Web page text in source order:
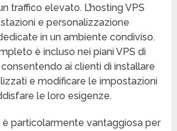
traffico elevato. L’hosting VPS
e personalizzazione
in un ambiente condiviso.
è incluso nei piani VPS di
ai clienti di installare
e modificare le impostazioni
le loro esigenze.
particolarmente vantaggiosa per